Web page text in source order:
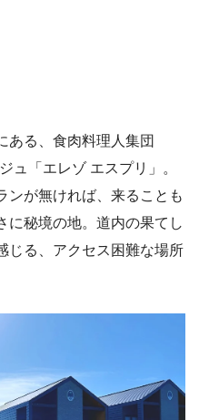
ある、食肉料理人集団
ュ「エレゾ エスプリ」。
ンが無ければ、来ることも
に秘境の地。道内の果てし
じる、アクセス困難な場所